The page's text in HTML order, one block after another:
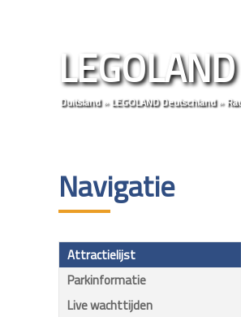
Duitsland»LEGOLAND Deutschland»
Navigatie
Attractielijst
Parkinformatie
Live wachttijden